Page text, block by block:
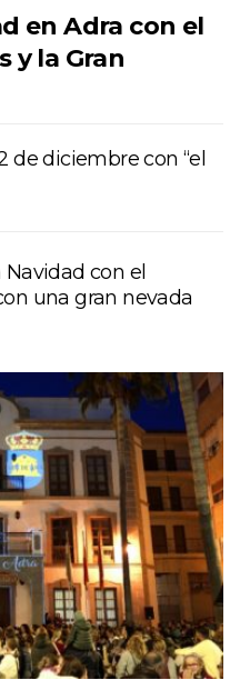
en Adra con el
y la Gran
de diciembre con “el
con el
una gran nevada